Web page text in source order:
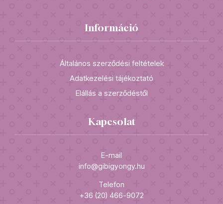
Információ
Általános szerződési feltételek
Adatkezelési tájékoztató
Elállás a szerződéstől
Kapcsolat
E-mail
info@gibigyongy.hu
Telefon
+36 (20) 466-9072